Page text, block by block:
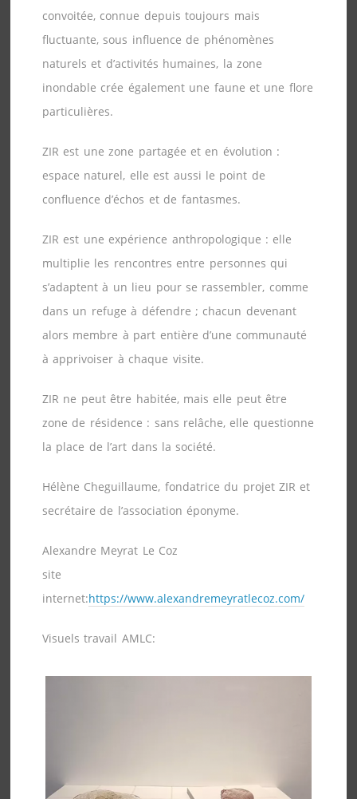
convoitée, connue depuis toujours mais
fluctuante, sous influence de phénomènes
naturels et d’activités humaines, la zone
inondable crée également une faune et une flore
particulières.
ZIR est une zone partagée et en évolution :
espace naturel, elle est aussi le point de
confluence d’échos et de fantasmes.
ZIR est une expérience anthropologique : elle
multiplie les rencontres entre personnes qui
s’adaptent à un lieu pour se rassembler, comme
dans un refuge à défendre ; chacun devenant
alors membre à part entière d’une communauté
à apprivoiser à chaque visite.
ZIR ne peut être habitée, mais elle peut être
zone de résidence : sans relâche, elle questionne
la place de l’art dans la société.
Hélène Cheguillaume, fondatrice du projet ZIR et
secrétaire de l’association éponyme.
Alexandre Meyrat Le Coz
site
internet:https://www.alexandremeyratlecoz.com/
Visuels travail AMLC: